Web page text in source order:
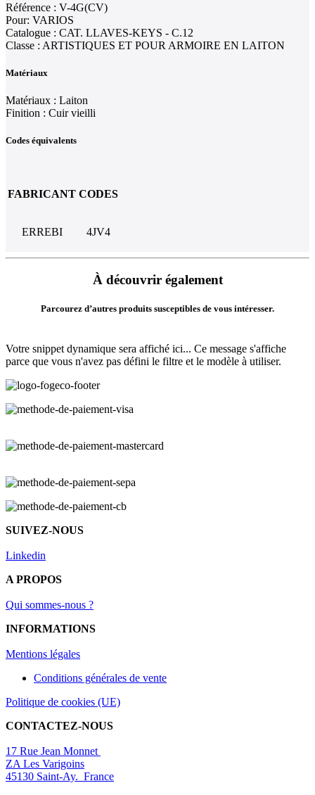
Référence : V-4G(CV)
Pour: VARIOS
Catalogue : CAT. LLAVES-KEYS - C.12
Classe : ARTISTIQUES ET POUR ARMOIRE EN LAITON
Matériaux
Matériaux : Laiton
Finition : Cuir vieilli
Codes équivalents
FABRICANT CODES
ERREBI 4JV4
À découvrir également
Parcourez d’autres produits susceptibles de vous intéresser.
Votre snippet dynamique sera affiché ici... Ce message s'affiche
parce que vous n'avez pas défini le filtre et le modèle à utiliser.
SUIVEZ-NOUS
Linkedin
A PROPOS
Qui sommes-nous ?
INFORMATIONS
Mentions légales
Conditions générales de vente
Politique de cookies (UE)
CONTACTEZ-NOUS
17 Rue Jean Monnet
ZA Les Varigoins
45130 Saint-Ay. France